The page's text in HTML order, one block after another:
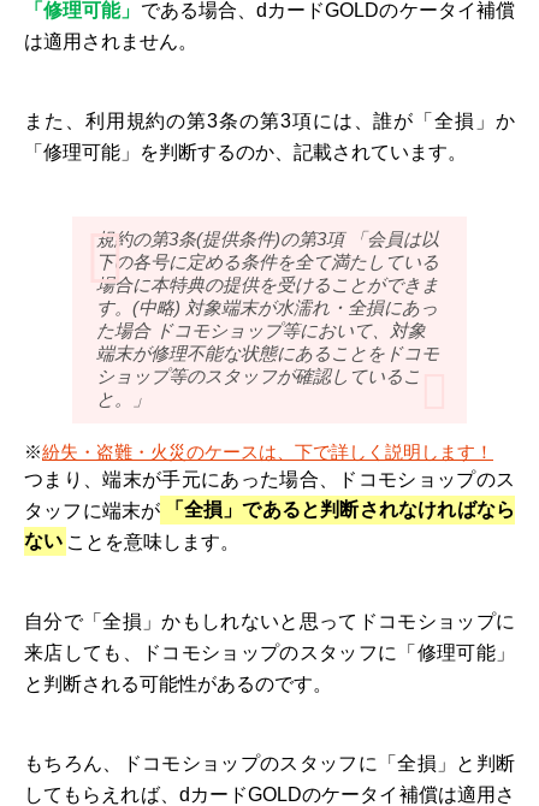
「修理可能」 である場合、dカードGOLDのケータイ補償
は適用されません。
また、利用規約の第3条の第3項には、誰が「全損」か
「修理可能」を判断するのか、記載されています。
規約の第3条(提供条件)の第3項 「会員は以
下の各号に定める条件を全て満たしている
場合に本特典の提供を受けることができま
す。(中略) 対象端末が水濡れ・全損にあっ
た場合 ドコモショップ等において、対象
端末が修理不能な状態にあることをドコモ
ショップ等のスタッフが確認しているこ
と。」
※紛失・盗難・火災のケースは、下で詳しく説明します！
つまり、端末が手元にあった場合、ドコモショップのス
タッフに端末が
「全損」であると判断されなければなら
ない ことを意味します。
自分で「全損」かもしれないと思ってドコモショップに
来店しても、ドコモショップのスタッフに「修理可能」
と判断される可能性があるのです。
もちろん、ドコモショップのスタッフに「全損」と判断
してもらえれば、dカードGOLDのケータイ補償は適用さ